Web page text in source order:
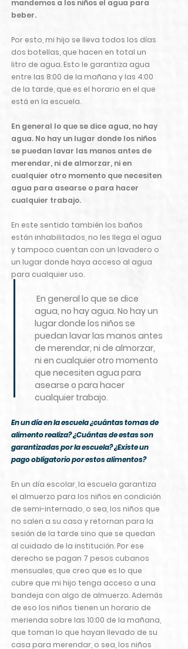
mandemos a los niños el agua para
beber.
Por esto, mi hijo se lleva todos los días
dos botellas, que hacen en total un
litro de agua. Esto le garantiza agua
entre las 8:00 de la mañana y las 4:00
de la tarde, que es el horario en el que
está en la escuela.
En general lo que se dice agua, no hay
agua. No hay un lugar donde los niños
se puedan lavar las manos antes de
merendar, ni de almorzar, ni en
cualquier otro momento que necesiten
agua para asearse o para hacer
cualquier trabajo.
En este sentido también los baños
están inhabilitados, no les llega el agua
y tampoco cuentan con un lavadero o
un lugar donde haya acceso al agua
para cualquier uso.
En general lo que se dice
agua, no hay agua. No hay un
lugar donde los niños se
puedan lavar las manos antes
de merendar, ni de almorzar,
ni en cualquier otro momento
que necesiten agua para
asearse o para hacer
cualquier trabajo.
En un día en la escuela ¿cuántas tomas de
alimento realiza? ¿Cuántas de estas son
garantizadas por la escuela? ¿Existe un
pago obligatorio por estos alimentos?
En un día escolar, la escuela garantiza
el almuerzo para los niños en condición
de semi-internado, o sea, los niños que
no salen a su casa y retornan para la
sesión de la tarde sino que se quedan
al cuidado de la institución. Por ese
derecho se pagan 7 pesos cubanos
mensuales, que creo que es lo que
cubre que mi hijo tenga acceso a una
bandeja con algo de almuerzo. Además
de eso los niños tienen un horario de
merienda sobre las 10:00 de la mañana,
que toman lo que hayan llevado de su
casa para merendar, o sea, los niños